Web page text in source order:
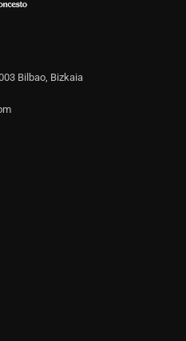
Bilbao, Bizkaia